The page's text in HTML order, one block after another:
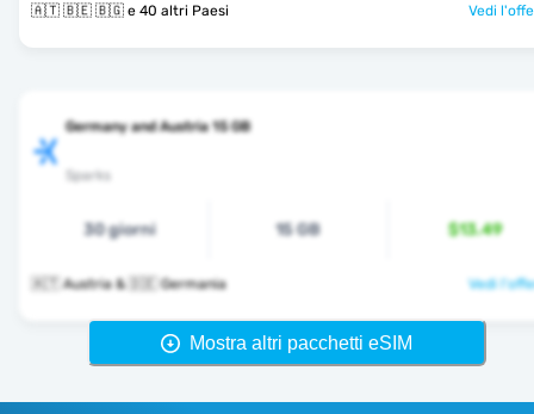
🇦🇹 🇧🇪 🇧🇬 e 40 altri Paesi Vedi
Germany and Austria 15 GB
Sparks
30 giorni 15 GB $13.49
🇦🇹 Austria & 🇩🇪 Germania Vedi
Mostra altri pacchetti eSIM